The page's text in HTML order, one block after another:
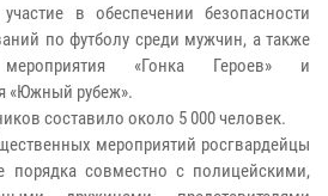
в обеспечении безопасности
по футболу среди мужчин, а также
мероприятия «Гонка Героев» и
«Южный рубеж».
составило около 5 000 человек.
мероприятий росгвардейцы
порядка совместно с полицейскими,